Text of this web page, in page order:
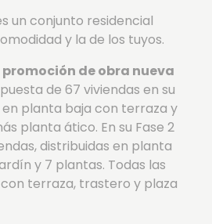
un conjunto residencial
y la de los tuyos.
promoción de obra nueva
de 67 viviendas en su
planta baja con terraza y
planta ático. En su Fase 2
distribuidas en planta
y 7 plantas. Todas las
terraza, trastero y plaza